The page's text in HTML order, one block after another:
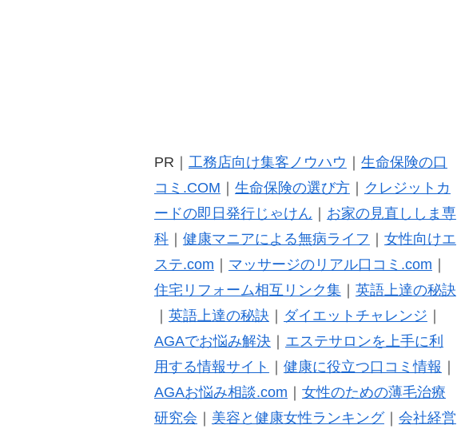
PR｜ 工務店向け集客ノウハウ
生命保険の口
コミ.COM
生命保険の選び方｜
クレジットカ
ードの即日発行じゃけん
お家の見直ししま専
科｜ 健康マニアによる無病ライフ
女性向けエ
ステ.com
マッサージのリアル口コミ.com
住宅リフォーム相互リンク集｜ 英語上達の秘訣
英語上達の秘訣 ダイエットチャレンジ
AGAでお悩み解決｜ エステサロンを上手に利
用する情報サイト
健康に役立つ口コミ情報
AGAお悩み相談.com
女性のための薄毛治療
研究会
美容と健康女性ランキング｜ 会社経営